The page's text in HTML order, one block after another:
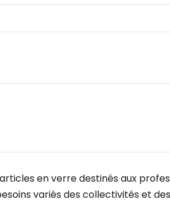
en verre destinés aux
variés des collectivités et